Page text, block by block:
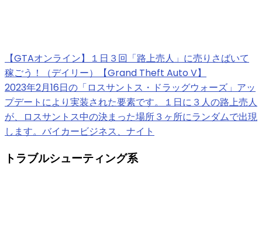
【GTAオンライン】１日３回「路上売人」に売りさばいて
稼ごう！（デイリー）【Grand Theft Auto V】
2023年2月16日の「ロスサントス・ドラッグウォーズ」アッ
プデートにより実装された要素です。１日に３人の路上売人
が、ロスサントス中の決まった場所３ヶ所にランダムで出現
します。バイカービジネス、ナイト
トラブルシューティング系